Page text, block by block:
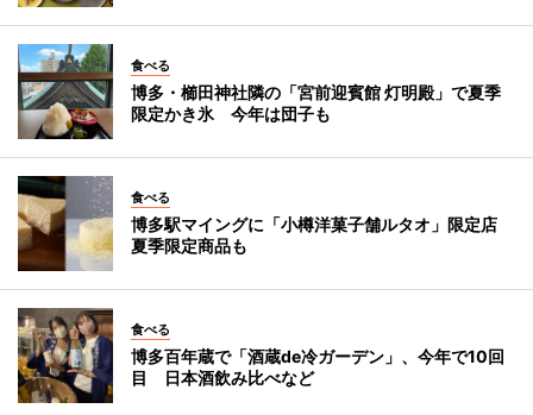
食べる
博多・櫛田神社隣の「宮前迎賓館 灯明殿」で夏季
限定かき氷 今年は団子も
食べる
博多駅マイングに「小樽洋菓子舗ルタオ」限定店
夏季限定商品も
食べる
博多百年蔵で「酒蔵de冷ガーデン」、今年で10回
目 日本酒飲み比べなど